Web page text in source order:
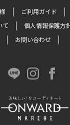
ご利用ガイド
て
個人情報保護方
お問い合わせ